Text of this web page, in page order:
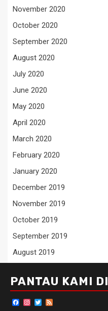
November 2020
October 2020
September 2020
August 2020
July 2020
June 2020
May 2020
April 2020
March 2020
February 2020
January 2020
December 2019
November 2019
October 2019
September 2019
August 2019
PANTAU KAMI DI
Facebook
Instagram
Twitter